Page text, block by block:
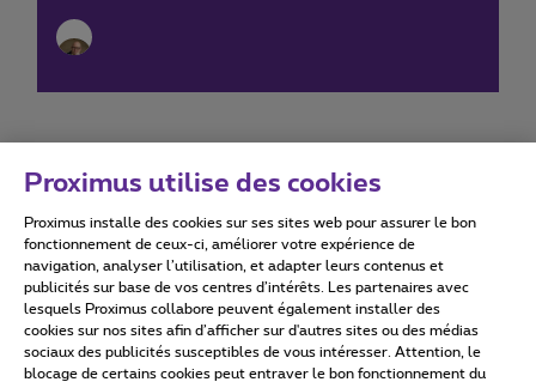
Conditions d'utilisation Accessibility statement
Tous droits réservés. © 2026 Proximus
Proximus utilise des cookies
Proximus installe des cookies sur ses sites web pour assurer le bon
fonctionnement de ceux-ci, améliorer votre expérience de
navigation, analyser l’utilisation, et adapter leurs contenus et
publicités sur base de vos centres d’intérêts. Les partenaires avec
lesquels Proximus collabore peuvent également installer des
cookies sur nos sites afin d’afficher sur d'autres sites ou des médias
sociaux des publicités susceptibles de vous intéresser. Attention, le
blocage de certains cookies peut entraver le bon fonctionnement du